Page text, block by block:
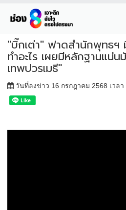
"บิ๊กเต่า" ฟาดสำนักพุทธฯ
ทำอะไร เผยมีหลักฐานแน่
เทพปวรเมธี"
วันที่ลงข่าว 16 กรกฎาคม 2568 เวล